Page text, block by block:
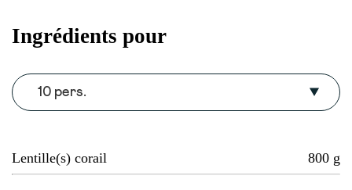
Ingrédients pour
10 pers.
Lentille(s) corail 800 g